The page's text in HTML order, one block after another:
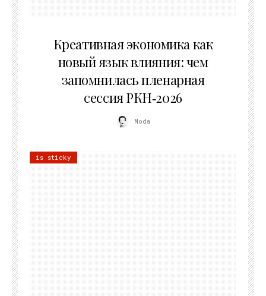
Креативная экономика как
новый язык влияния: чем
запомнилась пленарная
сессия РКН‑2026
Moda
is sticky